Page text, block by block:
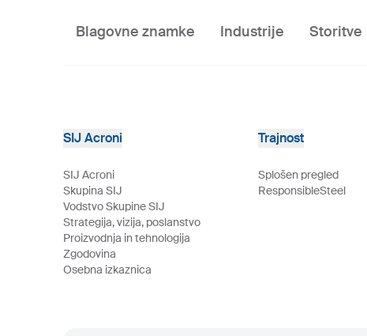
Blagovne znamke Industrije Storitve
SIJ Acroni
SIJ Acroni
Skupina SIJ
Vodstvo Skupine SIJ
Strategija, vizija, poslanstvo
Proizvodnja in tehnologija
Zgodovina
Osebna izkaznica
Trajnost
Splošen pregled
ResponsibleSteel